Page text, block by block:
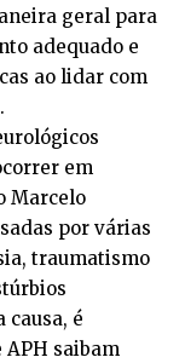
geral para
adequado e
ao lidar com
em
Marcelo
por várias
traumatismo
é
saibam